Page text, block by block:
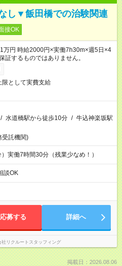
し▼飯田橋での治験関連
接OK
円 時給2000円×実働7h30m×週5日×4
するものではありません。
限として実費支給
/ 水道橋駅から徒歩10分 / 牛込神楽坂駅
受託機関)
実働7時間30分（残業少なめ！）
OK
応募する 詳細へ
社リクルートスタッフィング
掲載日：2026.08.06